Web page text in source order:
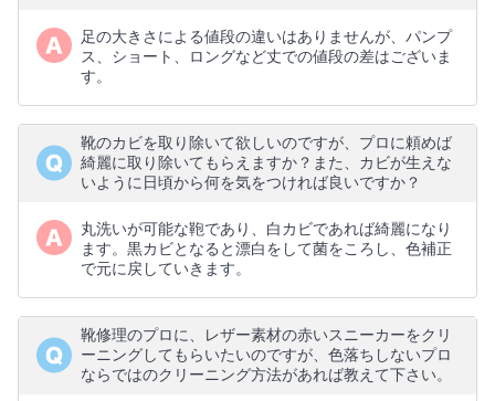
足の大きさによる値段の違いはありませんが、パンプ
ス、ショート、ロングなど丈での値段の差はございま
す。
靴のカビを取り除いて欲しいのですが、プロに頼めば
綺麗に取り除いてもらえますか？また、カビが生えな
いように日頃から何を気をつければ良いですか？
丸洗いが可能な鞄であり、白カビであれば綺麗になり
ます。黒カビとなると漂白をして菌をころし、色補正
で元に戻していきます。
靴修理のプロに、レザー素材の赤いスニーカーをクリ
ーニングしてもらいたいのですが、色落ちしないプロ
ならではのクリーニング方法があれば教えて下さい。